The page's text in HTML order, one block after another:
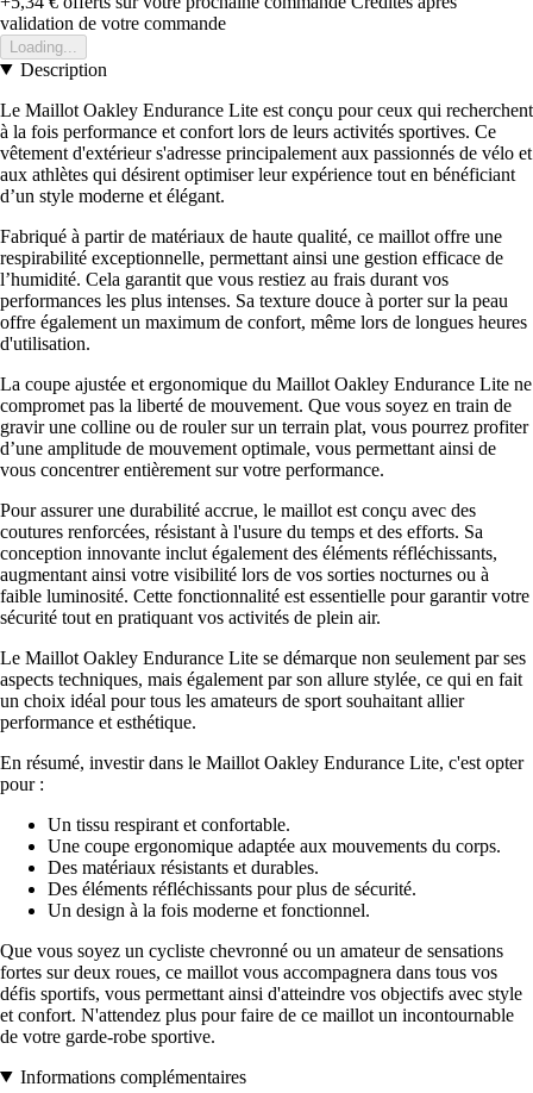
validation de votre commande
Loading...
Description
Le Maillot Oakley Endurance Lite est conçu pour ceux qui recherchent
à la fois performance et confort lors de leurs activités sportives. Ce
vêtement d'extérieur s'adresse principalement aux passionnés de vélo et
aux athlètes qui désirent optimiser leur expérience tout en bénéficiant
d’un style moderne et élégant.
Fabriqué à partir de matériaux de haute qualité, ce maillot offre une
respirabilité exceptionnelle, permettant ainsi une gestion efficace de
l’humidité. Cela garantit que vous restiez au frais durant vos
performances les plus intenses. Sa texture douce à porter sur la peau
offre également un maximum de confort, même lors de longues heures
d'utilisation.
La coupe ajustée et ergonomique du Maillot Oakley Endurance Lite ne
compromet pas la liberté de mouvement. Que vous soyez en train de
gravir une colline ou de rouler sur un terrain plat, vous pourrez profiter
d’une amplitude de mouvement optimale, vous permettant ainsi de
vous concentrer entièrement sur votre performance.
Pour assurer une durabilité accrue, le maillot est conçu avec des
coutures renforcées, résistant à l'usure du temps et des efforts. Sa
conception innovante inclut également des éléments réfléchissants,
augmentant ainsi votre visibilité lors de vos sorties nocturnes ou à
faible luminosité. Cette fonctionnalité est essentielle pour garantir votre
sécurité tout en pratiquant vos activités de plein air.
Le Maillot Oakley Endurance Lite se démarque non seulement par ses
aspects techniques, mais également par son allure stylée, ce qui en fait
un choix idéal pour tous les amateurs de sport souhaitant allier
performance et esthétique.
En résumé, investir dans le Maillot Oakley Endurance Lite, c'est opter
pour :
Un tissu respirant et confortable.
Une coupe ergonomique adaptée aux mouvements du corps.
Des matériaux résistants et durables.
Des éléments réfléchissants pour plus de sécurité.
Un design à la fois moderne et fonctionnel.
Que vous soyez un cycliste chevronné ou un amateur de sensations
fortes sur deux roues, ce maillot vous accompagnera dans tous vos
défis sportifs, vous permettant ainsi d'atteindre vos objectifs avec style
et confort. N'attendez plus pour faire de ce maillot un incontournable
de votre garde-robe sportive.
Informations complémentaires